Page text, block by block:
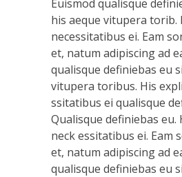
Euismod qualisque
his aeque vitupera torib.
necessitatibus ei. Eam
et, natum adipiscing ad
qualisque definiebas eu
vitupera toribus. His
ssitatibus ei qualisque
Qualisque definiebas eu.
neck essitatibus ei. Eam
et, natum adipiscing ad
qualisque definiebas eu